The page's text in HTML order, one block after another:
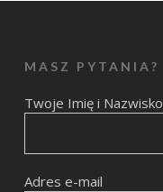
MASZ PYTANIA?
Twoje Imię i Nazwisko
Adres e-mail